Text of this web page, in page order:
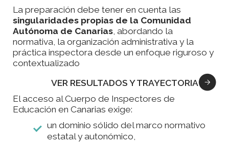
La preparación debe tener en cuenta las
singularidades propias de la Comunidad
Autónoma de Canarias, abordando la
normativa, la organización administrativa y la
práctica inspectora desde un enfoque riguroso y
contextualizado
VER RESULTADOS Y TRAYECTORIA
El acceso al Cuerpo de Inspectores de
Educación en Canarias exige:
un dominio sólido del marco normativo
estatal y autonómico,